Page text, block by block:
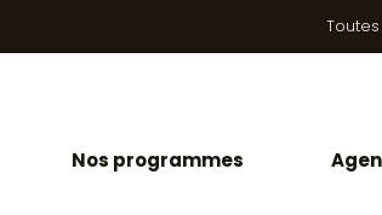
Nos programmes